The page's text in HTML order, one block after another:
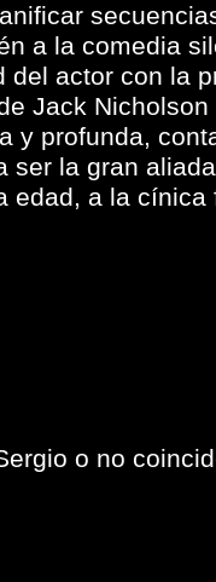
a la comedia
actor con la
Jack
y profunda,
ser la gran
edad, a la
o no